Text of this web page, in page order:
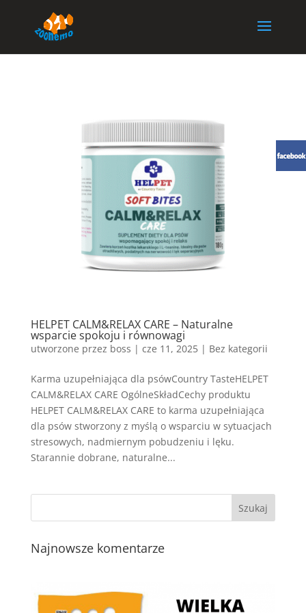
HELPET CALM&RELAX CARE – Naturalne
wsparcie spokoju i równowagi
utworzone przez boss | cze 11, 2025| Bez kategorii
Karma uzupełniająca dla psówCountry TasteHELPET
CALM&RELAX CARE OgólneSkładCechy produktu
HELPET CALM&RELAX CARE to karma uzupełniająca
dla psów stworzony z myślą o wsparciu w sytuacjach
stresowych, nadmiernym pobudzeniu i lęku.
Starannie dobrane, naturalne...
Najnowsze komentarze